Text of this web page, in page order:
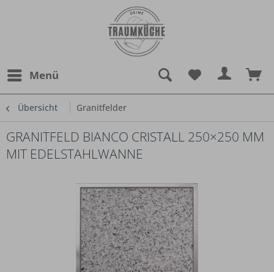
Menü
Übersicht Granitfelder
GRANITFELD BIANCO CRISTALL 250×250 MM
MIT EDELSTAHLWANNE